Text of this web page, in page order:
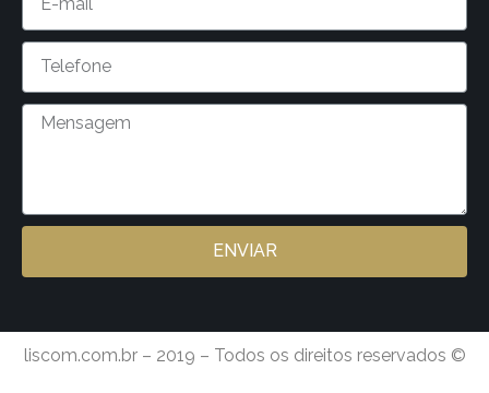
ENVIAR
liscom.com.br – 2019 – Todos os direitos reservados ©